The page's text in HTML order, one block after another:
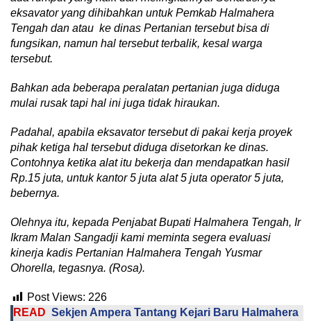
eksavator yang dihibahkan untuk Pemkab Halmahera
Tengah dan atau ke dinas Pertanian tersebut bisa di
fungsikan, namun hal tersebut terbalik, kesal warga
tersebut.
Bahkan ada beberapa peralatan pertanian juga diduga
mulai rusak tapi hal ini juga tidak hiraukan.
Padahal, apabila eksavator tersebut di pakai kerja proyek
pihak ketiga hal tersebut diduga disetorkan ke dinas.
Contohnya ketika alat itu bekerja dan mendapatkan hasil
Rp.15 juta, untuk kantor 5 juta alat 5 juta operator 5 juta,
bebernya.
Olehnya itu, kepada Penjabat Bupati Halmahera Tengah, Ir
Ikram Malan Sangadji kami meminta segera evaluasi
kinerja kadis Pertanian Halmahera Tengah Yusmar
Ohorella, tegasnya. (Rosa).
Post Views: 226
READ Sekjen Ampera Tantang Kejari Baru Halmahera